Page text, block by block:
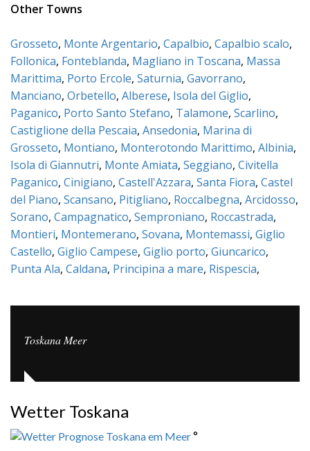
Other Towns
Grosseto, Monte Argentario, Capalbio, Capalbio scalo,
Follonica, Fonteblanda, Magliano in Toscana, Massa
Marittima, Porto Ercole, Saturnia, Gavorrano,
Manciano, Orbetello, Alberese, Isola del Giglio,
Paganico, Porto Santo Stefano, Talamone, Scarlino,
Castiglione della Pescaia, Ansedonia, Marina di
Grosseto, Montiano, Monterotondo Marittimo, Albinia,
Isola di Giannutri, Monte Amiata, Seggiano, Civitella
Paganico, Cinigiano, Castell'Azzara, Santa Fiora, Castel
del Piano, Scansano, Pitigliano, Roccalbegna, Arcidosso,
Sorano, Campagnatico, Semproniano, Roccastrada,
Montieri, Montemerano, Sovana, Montemassi, Giglio
Castello, Giglio Campese, Giglio porto, Giuncarico,
Punta Ala, Caldana, Principina a mare, Rispescia,
Toskana Meer
Wetter Toskana
°